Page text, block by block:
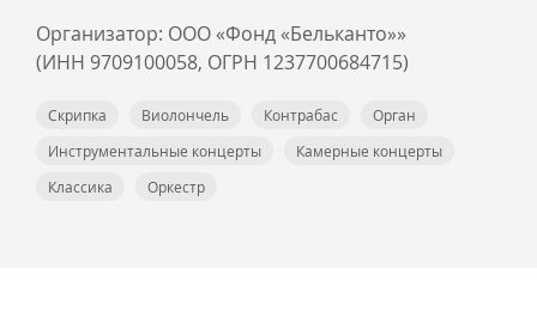
Организатор: ООО «Фонд «Бельканто»»
(ИНН 9709100058, ОГРН 1237700684715)
Скрипка Виолончель Контрабас
Орган
Инструментальные концерты
Камерные концерты
Классика
Оркестр